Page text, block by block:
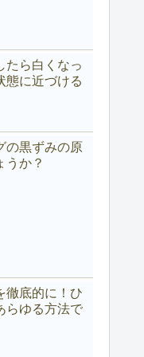
たら白くなっ
態に近づける
の黒ずみの原
うか？
徹底的に！ひ
らゆる方法で